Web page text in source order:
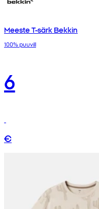
Meeste T-särk Bekkin
100% puuvill
6
€